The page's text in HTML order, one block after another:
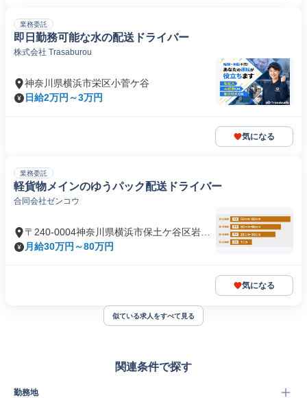
業務委託
即日勤務可能な水の配送ドライバー
株式会社 Trasaburou
神奈川県横浜市栄区小菅ケ谷
日給2万円～3万円
気になる
業務委託
軽貨物メインのゆうパック配送ドライバー
合同会社ゼンコウ
〒240-0004神奈川県横浜市保土ケ谷区岩間
町
月給30万円～80万円
気になる
似ている求人をすべて見る
関連条件で探す
勤務地